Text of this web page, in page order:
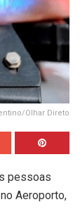
Olhar Direto
pessoas
Aeroporto,